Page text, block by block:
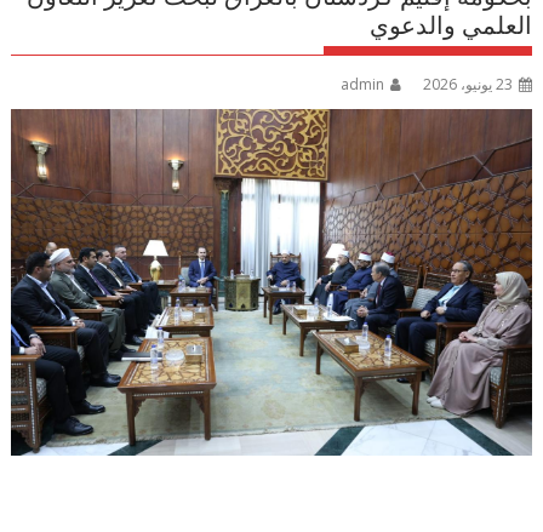
العلمي والدعوي
23 يونيو، 2026 admin